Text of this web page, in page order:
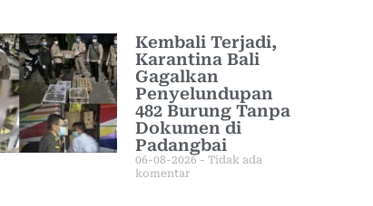
Kembali Terjadi,
Karantina Bali
Gagalkan
Penyelundupan
482 Burung Tanpa
Dokumen di
Padangbai
06-08-2026
Tidak ada
komentar